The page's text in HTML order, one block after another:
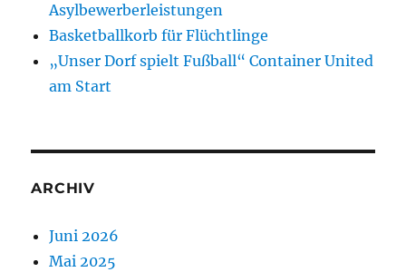
Asylbewerberleistungen
Basketballkorb für Flüchtlinge
„Unser Dorf spielt Fußball“ Container United
am Start
ARCHIV
Juni 2026
Mai 2025